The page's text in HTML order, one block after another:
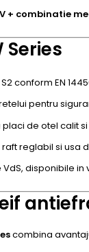
+ combinatie
conform EN
pentru
de otel calit
reglabil si usa
disponibile in
combina